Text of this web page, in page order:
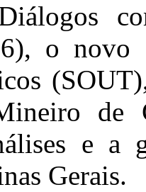
o novo
de
e a
Gerais.